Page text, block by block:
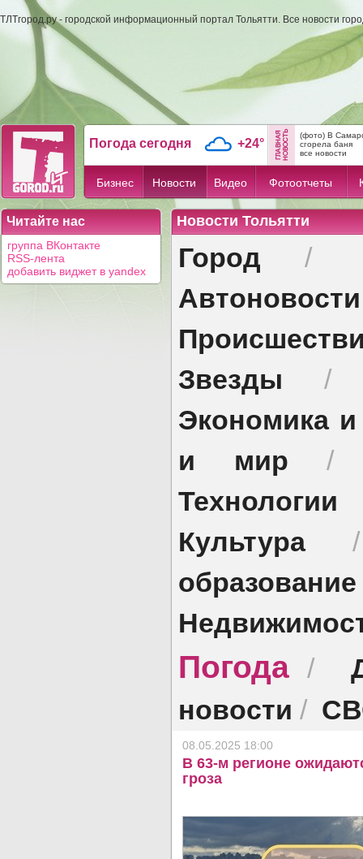
ТЛТгород.ру - городской информационный портал Тольятти. Все новости
Погода сегодня +24°
(фото) В
сгорела баня
все новости
Бизнес Новости Видео Фотоотчеты
Читайте нас
группа ВКонтакте
RSS-лента
добавить виджет в yandex
Новости Тольятти
Город /
Автоновости
Звезды
Экономика
и мир
Технологии
Культура
образование
Погода /
новости /
08.05.2025 18:00
В 63-м регионе
гроза